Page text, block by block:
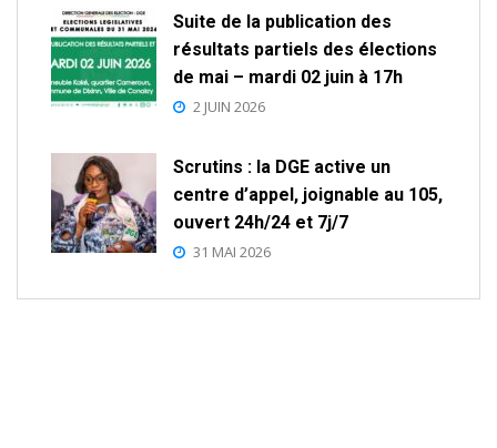
Suite de la publication des
résultats partiels des élections
de mai – mardi 02 juin à 17h
2 JUIN 2026
Scrutins : la DGE active un
centre d’appel, joignable au 105,
ouvert 24h/24 et 7j/7
31 MAI 2026